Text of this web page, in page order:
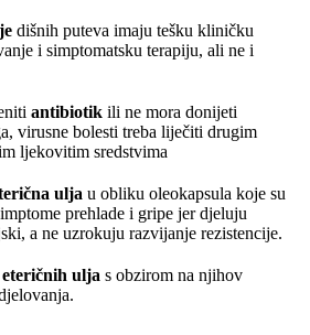
dišnih puteva imaju tešku kliničku
i simptomatsku terapiju, ali ne i
antibiotik ili ne mora donijeti
virusne bolesti treba liječiti drugim
ljekovitim sredstvima
ulja u obliku oleokapsula koje su
prehlade i gripe jer djeluju
a ne uzrokuju razvijanje rezistencije.
ulja s obzirom na njihov